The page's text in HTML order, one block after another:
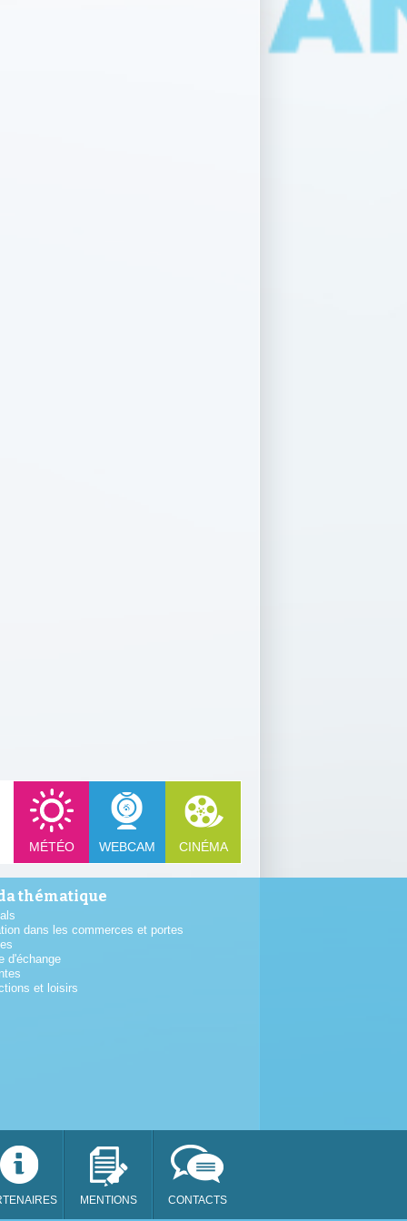
MÉTÉO WEBCAM CINÉMA
thématique
dans les commerces et portes
d'échange
et loisirs
MENTIONS CONTACTS